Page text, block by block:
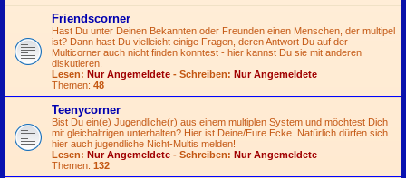
Friendscorner
Hast Du unter Deinen Bekannten oder Freunden einen Menschen, der multipel
ist? Dann hast Du vielleicht einige Fragen, deren Antwort Du auf der
Multicorner auch nicht finden konntest - hier kannst Du sie mit anderen
diskutieren.
Lesen: Nur Angemeldete - Schreiben: Nur Angemeldete
Themen: 48
Teenycorner
Bist Du ein(e) Jugendliche(r) aus einem multiplen System und möchtest Dich
mit gleichaltrigen unterhalten? Hier ist Deine/Eure Ecke. Natürlich dürfen sich
hier auch jugendliche Nicht-Multis melden!
Lesen: Nur Angemeldete - Schreiben: Nur Angemeldete
Themen: 132